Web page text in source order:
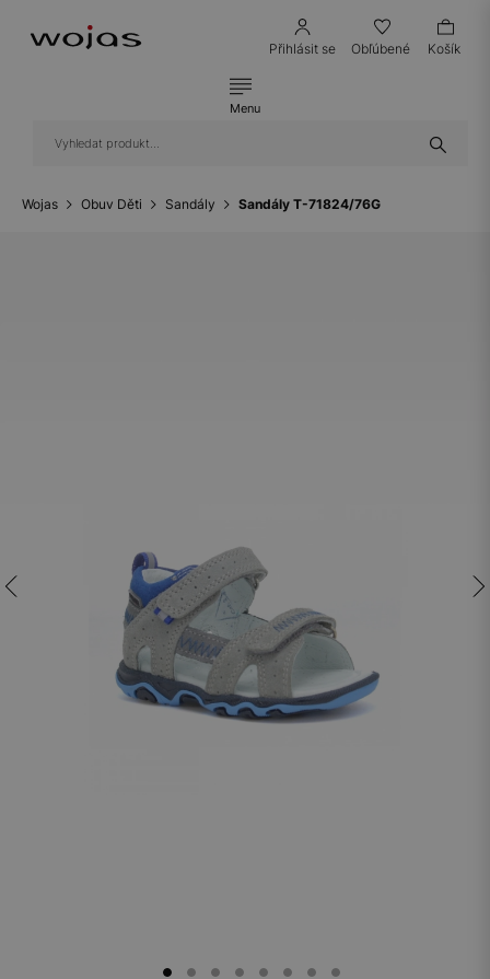
Přihlásit se Obľúbené Košík
Menu
Wojas Obuv Děti Sandály Sandály T-71824/76G